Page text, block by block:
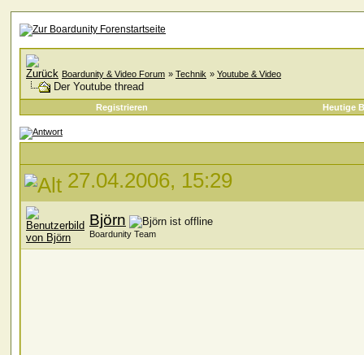
Boardunity & Video Forum » Technik » Youtube & Video
Der Youtube thread
Registrieren Heutige
27.04.2006, 15:29
Björn
Boardunity Team